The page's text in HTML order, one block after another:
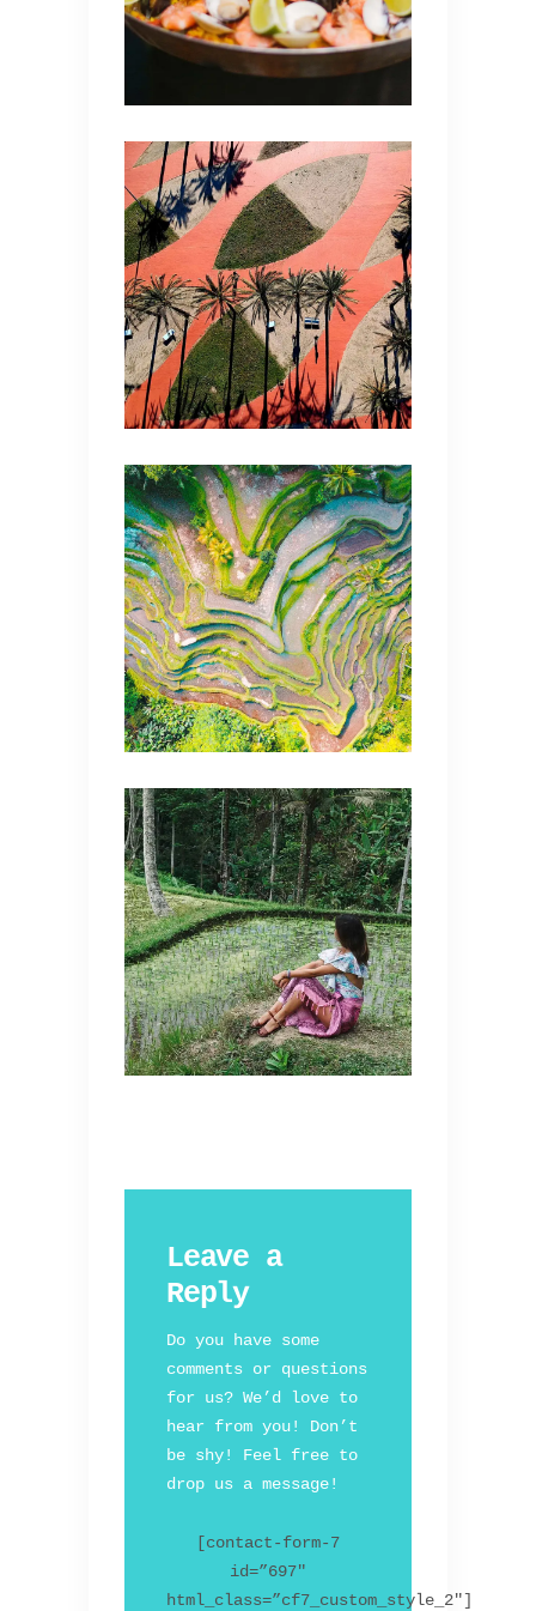
Leave a
Reply
Do you have some
comments or questions
for us? We’d love to
hear from you! Don’t
be shy! Feel free to
drop us a message!
[contact-form-7
id=”697″
html_class=”cf7_custom_style_2″]